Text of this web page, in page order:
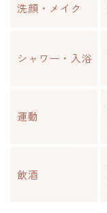
洗顔・メイク
シャワー・入浴
運動
飲酒